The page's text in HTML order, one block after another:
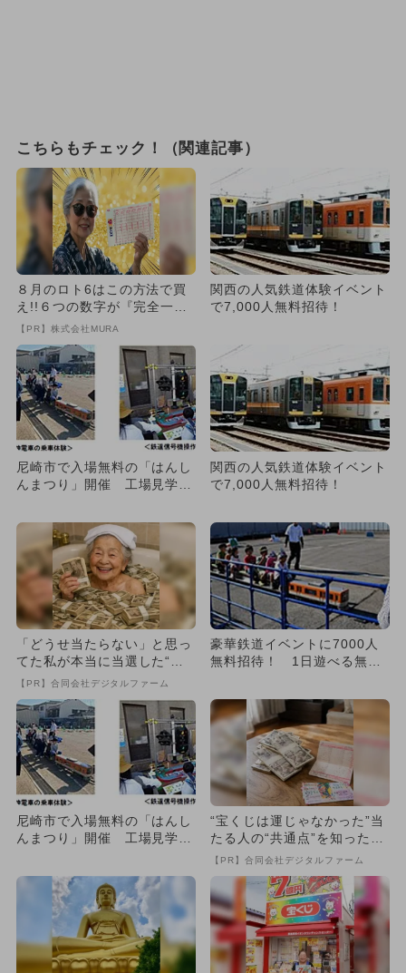
こちらもチェック！（関連記事）
８月のロト6はこの方法で買
え!!６つの数字が『完全一
致』する方法
【PR】株式会社MURA
関西の人気鉄道体験イベント
で7,000人無料招待！
尼崎市で入場無料の「はんし
んまつり」開催 工場見学＆
関西の人気鉄道体験イベント
で7,000人無料招待！
「どうせ当たらない」と思っ
てた私が本当に当選した“買
い方”がこれ
【PR】合同会社デジタルファーム
豪華鉄道イベントに7000人
無料招待！ 1日遊べる無料
尼崎市で入場無料の「はんし
んまつり」開催 工場見学＆
“宝くじは運じゃなかった”当
たる人の“共通点”を知っただ
け
【PR】合同会社デジタルファーム